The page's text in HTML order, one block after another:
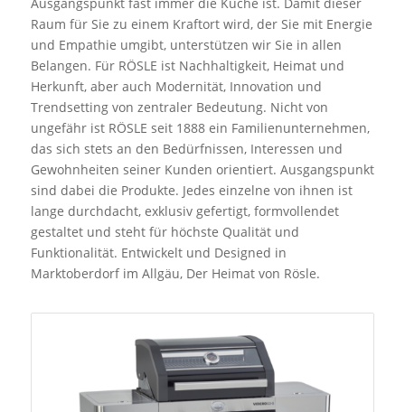
Raum für Sie zu einem Kraftort wird, der Sie mit Energie
und Empathie umgibt, unterstützen wir Sie in allen
Belangen. Für RÖSLE ist Nachhaltigkeit, Heimat und
Herkunft, aber auch Modernität, Innovation und
Trendsetting von zentraler Bedeutung. Nicht von
ungefähr ist RÖSLE seit 1888 ein Familienunternehmen,
das sich stets an den Bedürfnissen, Interessen und
Gewohnheiten seiner Kunden orientiert. Ausgangspunkt
sind dabei die Produkte. Jedes einzelne von ihnen ist
lange durchdacht, exklusiv gefertigt, formvollendet
gestaltet und steht für höchste Qualität und
Funktionalität. Entwickelt und Designed in
Marktoberdorf im Allgäu, Der Heimat von Rösle.